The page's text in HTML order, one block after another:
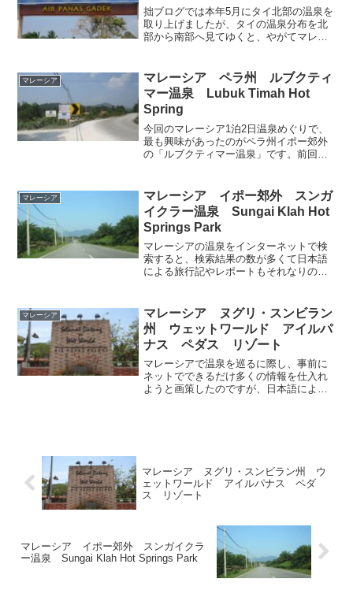
拙ブログでは本年5月にタイ北部の温泉を
取り上げましたが、タイの温泉分布を北
部から南部へ見てゆくと、やがてマレー
直線状に分布が収束してゆくのがわかり
ます。ということは、マ...
マレーシア
マレーシア ペラ州 ルブクティ
マー温泉 Lubuk Timah Hot
Spring
今回のマレーシア1泊2日温泉めぐりで、
最も興味があったのがペラ州イポー郊外
の「ルブクティマー温泉」です。前回取
泉ファンとしては源泉を間近に感じられ
るプリミティブな温泉の...
マレーシア
マレーシア イポー郊外 スンガ
イクラー温泉 Sungai Klah Hot
Springs Park
マレーシアの温泉をインターネットで検
索すると、検索結果の数が多くて日本語
による旅行記やレポートもそれなりの数
Springs Park)です。しかも行かれ...
マレーシア
マレーシア ヌグリ・スンビラン
州 ウェットワールド アイルパ
ナス ペダス リゾート
マレーシアで温泉を巡るに際し、事前に
ネットでできるだけ多くの情報を仕入れ
ようと画策したのですが、日本語による
マレーシア ヌグリ・スンビラン州 ウ
ェットワールド アイルパナス ペダ
ス リゾート
マレーシア イポー郊外 スンガイクラ
ー温泉 Sungai Klah Hot Springs Park